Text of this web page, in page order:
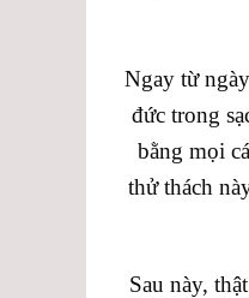
Ngay từ
đức trong
bằng mọi
thử thách
Sau này,